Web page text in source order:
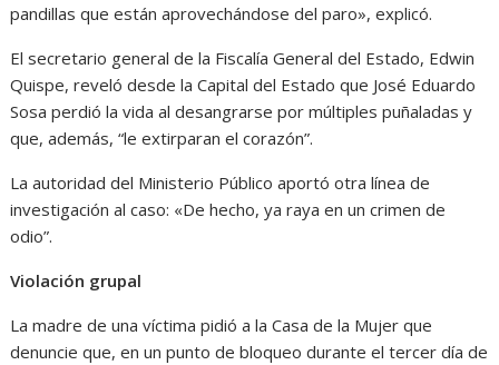
pandillas que están aprovechándose del paro», explicó.
El secretario general de la Fiscalía General del Estado, Edwin
Quispe, reveló desde la Capital del Estado que José Eduardo
Sosa perdió la vida al desangrarse por múltiples puñaladas y
que, además, “le extirparan el corazón”.
La autoridad del Ministerio Público aportó otra línea de
investigación al caso: «De hecho, ya raya en un crimen de
odio”.
Violación grupal
La madre de una víctima pidió a la Casa de la Mujer que
denuncie que, en un punto de bloqueo durante el tercer día de